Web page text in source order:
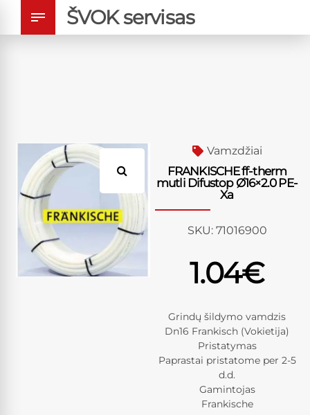
ŠVOK servisas
Vamzdžiai
FRANKISCHE ff-therm
mutli Difustop Ø16×2.0 PE-
Xa
SKU: 71016900
1.04€
Grindų šildymo vamdzis
Dn16 Frankisch (Vokietija)
Pristatymas
Paprastai pristatome per 2-5
d.d.
Gamintojas
Frankische